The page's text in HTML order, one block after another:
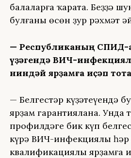
балаларға ҡарата. Беҙҙә
булғаны өсөн ҙур рәхмәт
— Республиканың СПИД-
үҙәгендә ВИЧ-
ниндәй ярҙамға иҫәп
— Белгестәр күҙәтеүендә
ярҙам гарантиялана. Унда
профилдәге бик күп
күрә ВИЧ-инфекциялы һәр
квалификациялы ярҙамға